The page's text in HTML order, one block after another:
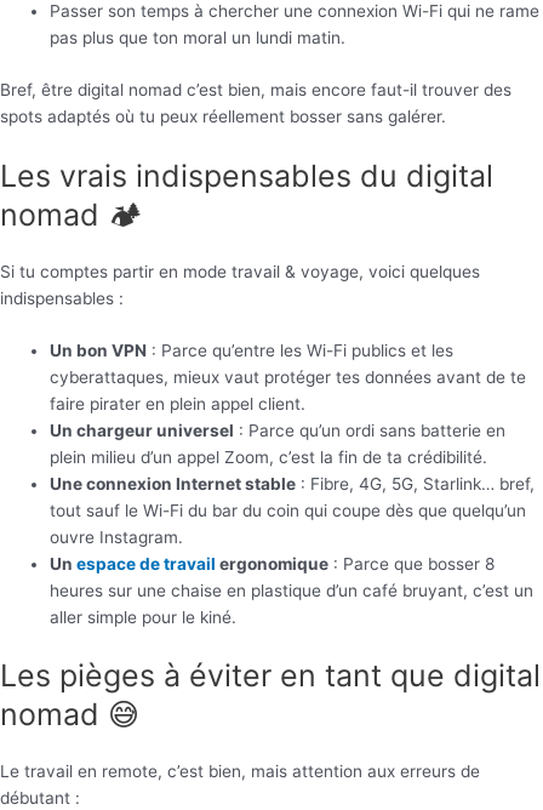
Passer son temps à chercher une connexion Wi-Fi qui ne rame
pas plus que ton moral un lundi matin.
Bref, être digital nomad c’est bien, mais encore faut-il trouver des
spots adaptés où tu peux réellement bosser sans galérer.
Les vrais indispensables du digital
nomad 🏕️
Si tu comptes partir en mode travail & voyage, voici quelques
indispensables :
Un bon VPN : Parce qu’entre les Wi-Fi publics et les
cyberattaques, mieux vaut protéger tes données avant de te
faire pirater en plein appel client.
Un chargeur universel : Parce qu’un ordi sans batterie en
plein milieu d’un appel Zoom, c’est la fin de ta crédibilité.
Une connexion Internet stable : Fibre, 4G, 5G, Starlink… bref,
tout sauf le Wi-Fi du bar du coin qui coupe dès que quelqu’un
ouvre Instagram.
Unespace de travail ergonomique : Parce que bosser 8
heures sur une chaise en plastique d’un café bruyant, c’est un
aller simple pour le kiné.
Les pièges à éviter en tant que digital
nomad 😅
Le travail en remote, c’est bien, mais attention aux erreurs de
débutant :